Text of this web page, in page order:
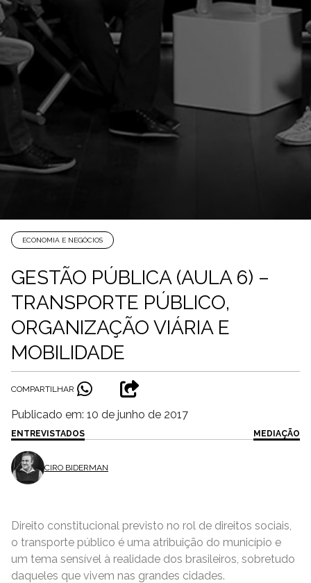
ECONOMIA E NEGÓCIOS
GESTÃO PÚBLICA (AULA 6) –
TRANSPORTE PÚBLICO,
ORGANIZAÇÃO VIÁRIA E
MOBILIDADE
COMPARTILHAR
Publicado em: 10 de junho de 2017
ENTREVISTADOS
CIRO BIDERMAN
MEDIAÇÃO
Direito constitucional previsto no rol de direitos sociais,
o transporte público é uma atribuição do município e
um tema sensível à realidade dos brasileiros, sobretudo
daqueles que vivem nas grandes cidades.